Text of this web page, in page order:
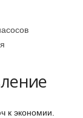
к экономии.